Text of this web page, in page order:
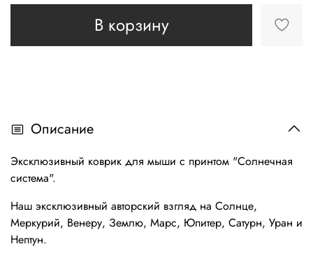
В корзину
Описание
Эксклюзивный коврик для мыши с принтом "Солнечная
система".
Наш эксклюзивный авторский взгляд на Солнце,
Меркурий, Венеру, Землю, Марс, Юпитер, Сатурн, Уран и
Нептун.